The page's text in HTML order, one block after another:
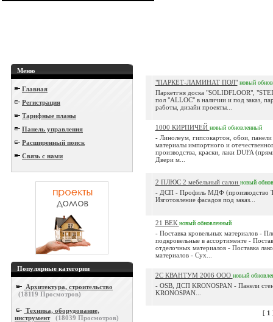
Меню
Главная
Регистрация
Тарифные планы
Панель управления
Расширенный поиск
Связь с нами
Популярные категории
Архитектура, строительство
(18119 Просмотров)
Техника, оборудование,
инструмент
(18039 Просмотров)
"ПАРКЕТ-ЛАМИНАТ ПОЛ" новый
Паркетгня доска "SOLIDFLOOR",
пол "ALLOC" в наличии и под заказ,
работы, дизайн проекты...
1000 КИРПИЧЕЙ новый обновленный
- Линолеум, гипсокартон, обои,
материалы импортного и
производства, краски, лаки DUFA
Двери м...
2 ПЛЮС 2 мебельный салон новый
- ДСП - Профиль МДФ (производство
Изготовление фасадов под заказ...
21 ВЕК новый обновленный
- Поставка кровельных материалов -
подкровельные в ассортименте -
отделочных материалов - Поставка
материалов - Сух...
2С КВАНТУМ 2006 ООО новый
- OSB, ДСП KRONOSPAN - Панели
KRONOSPAN...
[ 1